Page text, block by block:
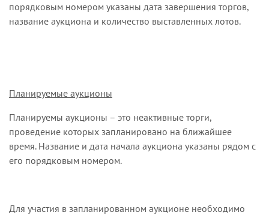
порядковым номером указаны дата завершения торгов,
название аукциона и количество выставленных лотов.
Планируемые аукционы
Планируемы аукционы – это неактивные торги,
проведение которых запланировано на ближайшее
время. Название и дата начала аукциона указаны рядом с
его порядковым номером.
Для участия в запланированном аукционе необходимо